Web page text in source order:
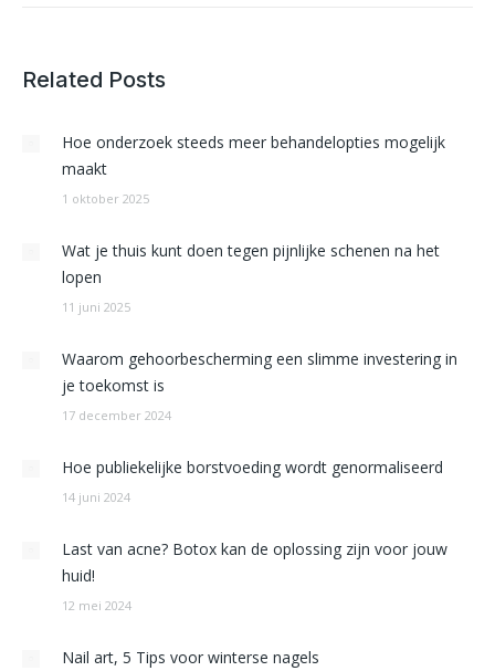
Related Posts
Hoe onderzoek steeds meer behandelopties mogelijk
maakt
1 oktober 2025
Wat je thuis kunt doen tegen pijnlijke schenen na het
lopen
11 juni 2025
Waarom gehoorbescherming een slimme investering in
je toekomst is
17 december 2024
Hoe publiekelijke borstvoeding wordt genormaliseerd
14 juni 2024
Last van acne? Botox kan de oplossing zijn voor jouw
huid!
12 mei 2024
Nail art, 5 Tips voor winterse nagels